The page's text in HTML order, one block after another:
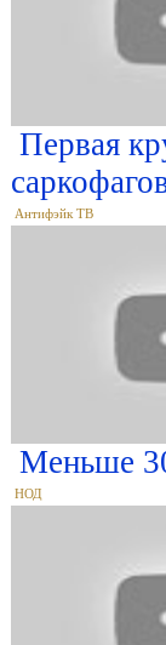
Первая
Антифэйк ТВ
Меньше
НОД